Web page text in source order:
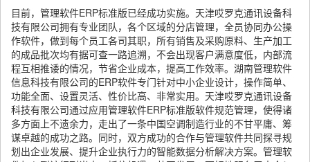
目前，管理软件ERP标准版已经成功实施。天津哎罗克通讯设备科
技有限公司拥有专业团队，各个区域的分店管理，全员协同办公操
作软件，做到每个员工各司其职，所有销售及采购原料、生产加工
的成品批次均有据可查一路追溯，不会出现客户满意度低，内部流
程互相推诿的情况，节省企业成本，提高工作效率。湖南管理软件
信息科技有限公司的ERP软件专门针对中小企业设计，操作简单、
功能全面、设置灵活、性价比高、非常实用。天津哎罗克通讯设备
科技有限公司通过应用管理软件ERP标准版软件规范管理，使得诸
多方面上不遗余力，走出了一条中国空调制造行业的不甘平庸、筹
谋卓越的成功之路。同时，双方成功的合作与管理软件共同探寻规
划出企业发展、提升企业执行力的智能数据分析解决方案。管理软